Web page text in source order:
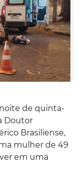
de quinta-
Doutor
Brasiliense,
mulher de 49
em uma